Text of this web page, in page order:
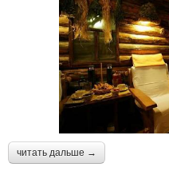
читать дальше →